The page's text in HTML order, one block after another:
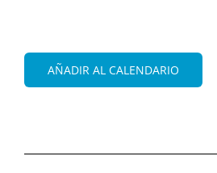
AÑADIR AL CALENDARIO